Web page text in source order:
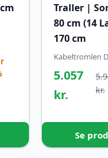
Traller |
80 cm (14
170 cm
Kabeltromlen
5.057
kr.
kr.
Se